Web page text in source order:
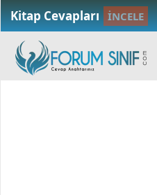
Kitap Cevapları İNCELE